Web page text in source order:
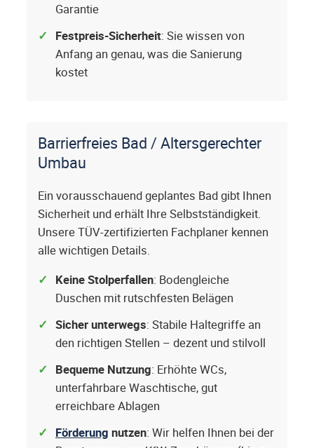
Garantie
Festpreis-Sicherheit: Sie wissen von
Anfang an genau, was die Sanierung
kostet
Barrierfreies Bad / Altersgerechter
Umbau
Ein vorausschauend geplantes Bad gibt Ihnen
Sicherheit und erhält Ihre Selbstständigkeit.
Unsere TÜV-zertifizierten Fachplaner kennen
alle wichtigen Details.
Keine Stolperfallen: Bodengleiche
Duschen mit rutschfesten Belägen
Sicher unterwegs: Stabile Haltegriffe an
den richtigen Stellen – dezent und stilvoll
Bequeme Nutzung: Erhöhte WCs,
unterfahrbare Waschtische, gut
erreichbare Ablagen
Förderung nutzen: Wir helfen Ihnen bei der